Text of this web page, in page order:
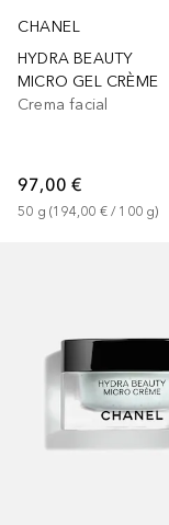
CHANEL
HYDRA BEAUTY
MICRO GEL CRÈME
Crema facial
97,00 €
50 g (194,00 € / 100 g)